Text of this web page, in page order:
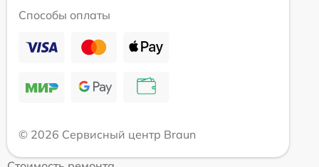
Способы оплаты
© 2026 Сервисный центр Braun